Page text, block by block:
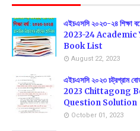
এইচএসসি ২০২৩-২৪ শিক্ষা
2023-24
Book List
August 22, 2023
এইচএসসি ২০২৩ চট্রগ্রাম
2023 Chittagong
Question Solution
October 01, 2023